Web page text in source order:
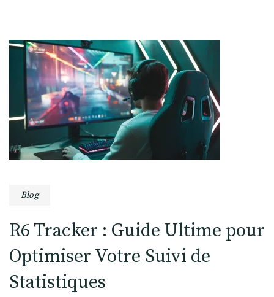
Blog
R6 Tracker : Guide Ultime pour
Optimiser Votre Suivi de
Statistiques